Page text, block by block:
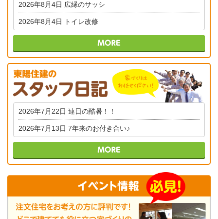
2026年8月4日 広縁のサッシ
2026年8月4日 トイレ改修
2026年7月22日 連日の酷暑！！
2026年7月13日 7年来のお付き合い♪